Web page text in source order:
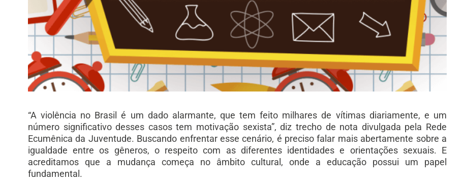
“A violência no Brasil é um dado alarmante, que tem feito milhares de vítimas diariamente, e um
número significativo desses casos tem motivação sexista”, diz trecho de nota divulgada pela Rede
Ecumênica da Juventude. Buscando enfrentar esse cenário, é preciso falar mais abertamente sobre a
igualdade entre os gêneros, o respeito com as diferentes identidades e orientações sexuais. E
acreditamos que a mudança começa no âmbito cultural, onde a educação possui um papel
fundamental.